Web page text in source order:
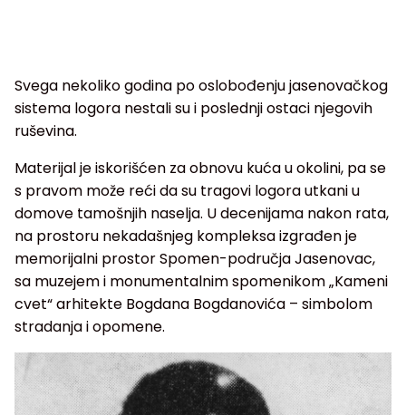
Svega nekoliko godina po oslobođenju jasenovačkog
sistema logora nestali su i poslednji ostaci njegovih
ruševina.
Materijal je iskorišćen za obnovu kuća u okolini, pa se
s pravom može reći da su tragovi logora utkani u
domove tamošnjih naselja. U decenijama nakon rata,
na prostoru nekadašnjeg kompleksa izgrađen je
memorijalni prostor Spomen-područja Jasenovac,
sa muzejem i monumentalnim spomenikom „Kameni
cvet“ arhitekte Bogdana Bogdanovića – simbolom
stradanja i opomene.